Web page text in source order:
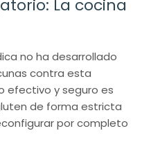
La cocina
no ha desarrollado
contra esta
efectivo y seguro es
de forma estricta
por completo